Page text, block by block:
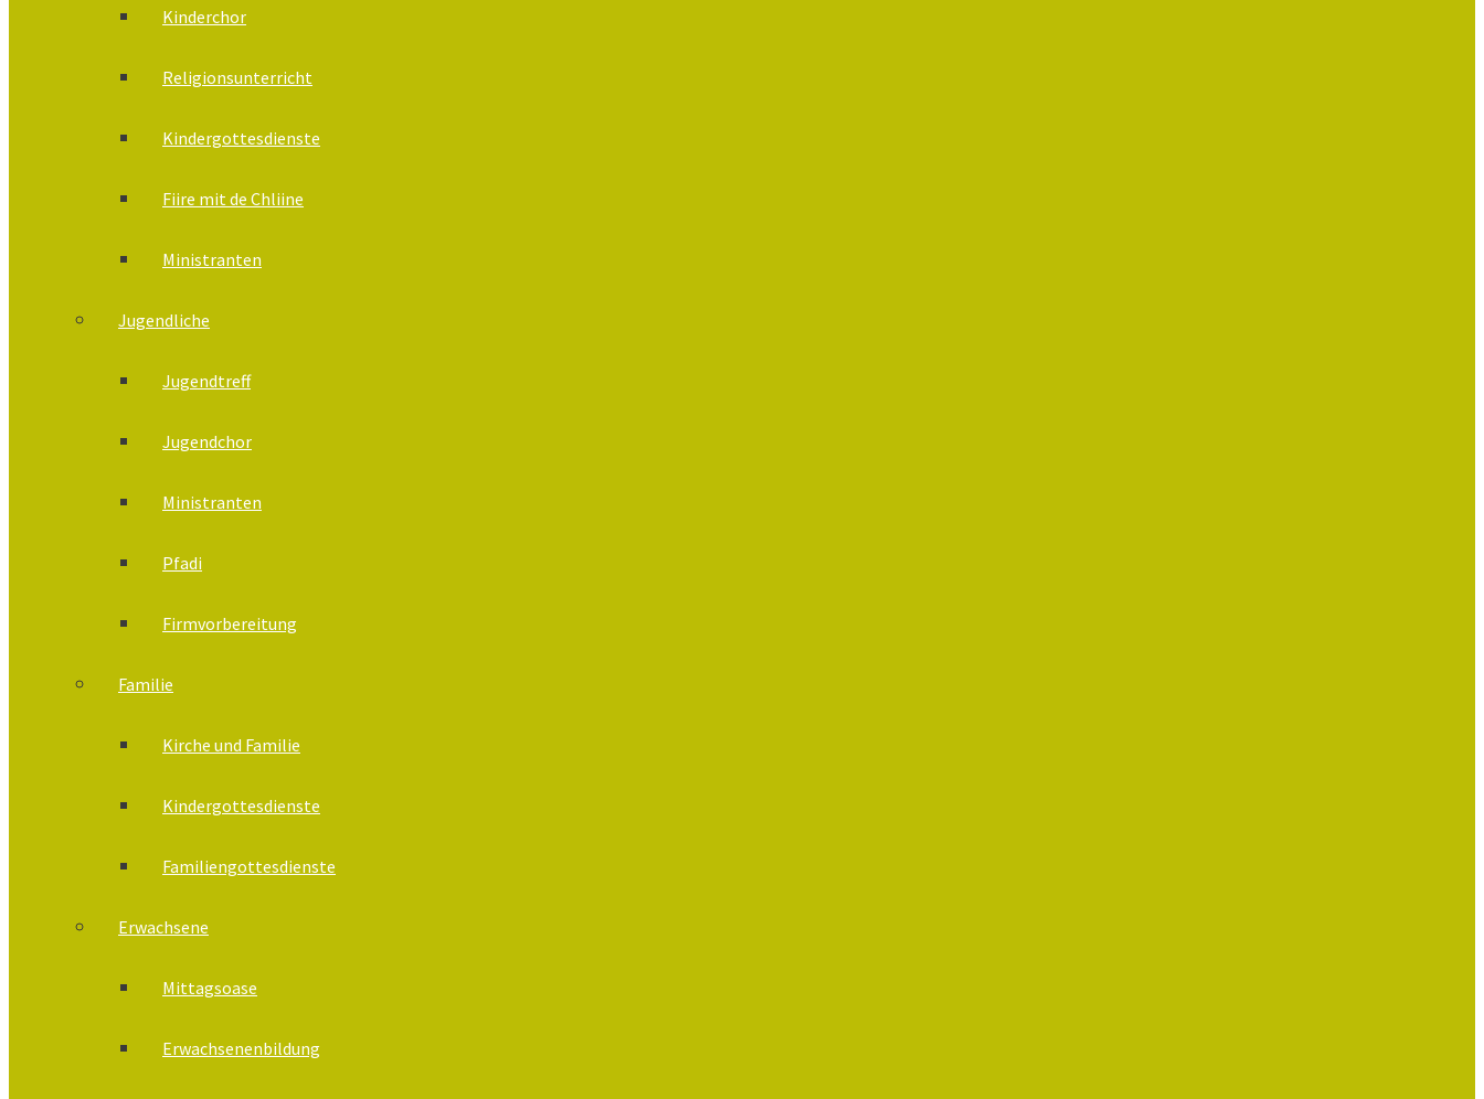
Kinderchor
Religionsunterricht
Kindergottesdienste
Fiire mit de Chliine
Ministranten
Jugendliche
Jugendtreff
Jugendchor
Ministranten
Pfadi
Firmvorbereitung
Familie
Kirche und Familie
Kindergottesdienste
Familiengottesdienste
Erwachsene
Mittagsoase
Erwachsenenbildung